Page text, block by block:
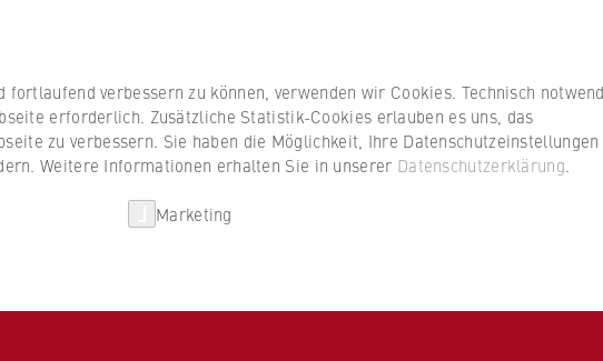
Berlin
Forschung Lehre
verbessern zu können, verwenden wir Cookies. Technisch
erforderlich. Zusätzliche Statistik-Cookies erlauben es uns, das
zu verbessern. Sie haben die Möglichkeit, Ihre
Weitere Informationen erhalten Sie in unserer Datenschutzerklärung
Marketing